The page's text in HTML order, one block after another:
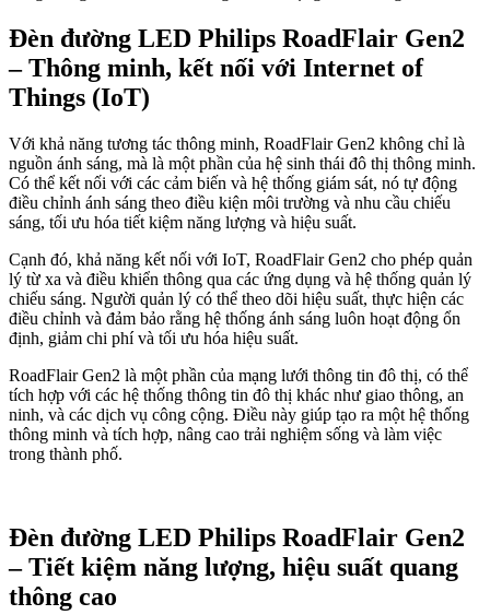
Đèn đường LED Philips RoadFlair Gen2
– Thông minh, kết nối với Internet of
Things (IoT)
Với khả năng tương tác thông minh, RoadFlair Gen2 không chỉ là
nguồn ánh sáng, mà là một phần của hệ sinh thái đô thị thông minh.
Có thể kết nối với các cảm biến và hệ thống giám sát, nó tự động
điều chỉnh ánh sáng theo điều kiện môi trường và nhu cầu chiếu
sáng, tối ưu hóa tiết kiệm năng lượng và hiệu suất.
Cạnh đó, khả năng kết nối với IoT, RoadFlair Gen2 cho phép quản
lý từ xa và điều khiển thông qua các ứng dụng và hệ thống quản lý
chiếu sáng. Người quản lý có thể theo dõi hiệu suất, thực hiện các
điều chỉnh và đảm bảo rằng hệ thống ánh sáng luôn hoạt động ổn
định, giảm chi phí và tối ưu hóa hiệu suất.
RoadFlair Gen2 là một phần của mạng lưới thông tin đô thị, có thể
tích hợp với các hệ thống thông tin đô thị khác như giao thông, an
ninh, và các dịch vụ công cộng. Điều này giúp tạo ra một hệ thống
thông minh và tích hợp, nâng cao trải nghiệm sống và làm việc
trong thành phố.
Đèn đường LED Philips RoadFlair Gen2
– Tiết kiệm năng lượng, hiệu suất quang
thông cao